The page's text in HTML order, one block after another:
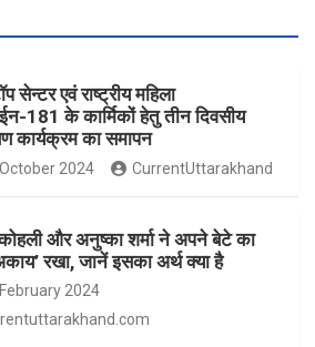
सेन्टर एवं राष्ट्रीय महिला
181 के कार्मिकों हेतु तीन दिवसीय
कार्यक्रम का समापन
2024 CurrentUttarakhand
कोहली और अनुष्का शर्मा ने अपने बेटे का
रखा, जानें इसका अर्थ क्‍या है
2024